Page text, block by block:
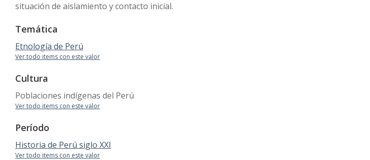
situación de aislamiento y contacto inicial.
Temática
Etnología de Perú
Ver todo items con este valor
Cultura
Poblaciones indígenas del Perú
Ver todo items con este valor
Período
Historia de Perú siglo XXI
Ver todo items con este valor